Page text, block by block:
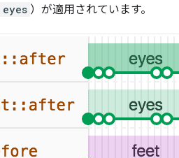
eyes ）が適用されています。